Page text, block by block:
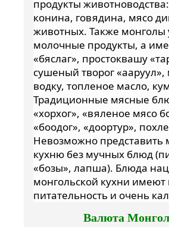
продукты
конина, говядина, мясо
животных. Также монголы
молочные продукты, а
«бяслаг», простоквашу
сушеный творог
водку, топленое масло,
Традиционные мясные
«хорхог», «вяленое мясо
«боодог», «доортур»,
Невозможно представить
кухню без мучных блюд
«бозы», лапша). Блюда
монгольской кухни
питательность и очень
Валюта